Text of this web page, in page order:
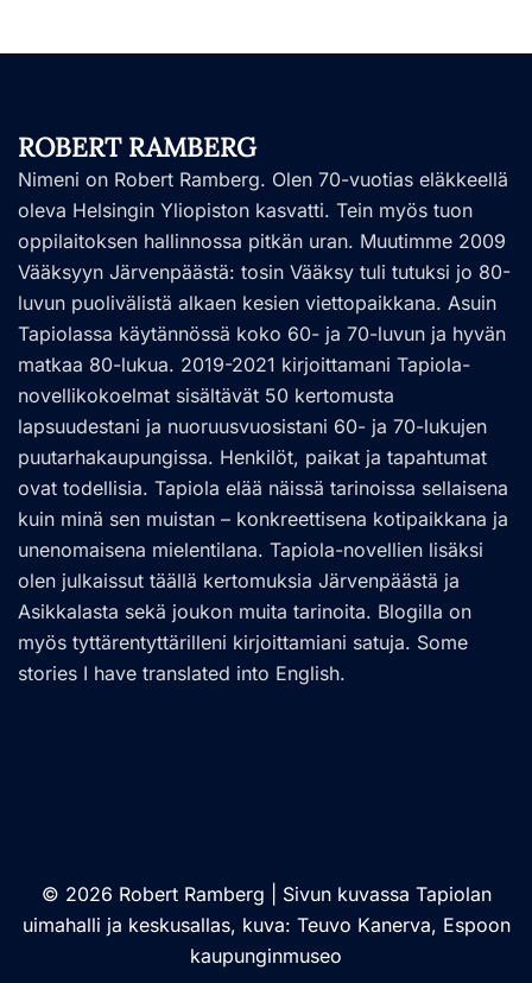
ROBERT RAMBERG
Nimeni on Robert Ramberg. Olen 70-vuotias eläkkeellä
oleva Helsingin Yliopiston kasvatti. Tein myös tuon
oppilaitoksen hallinnossa pitkän uran. Muutimme 2009
Vääksyyn Järvenpäästä: tosin Vääksy tuli tutuksi jo 80-
luvun puolivälistä alkaen kesien viettopaikkana. Asuin
Tapiolassa käytännössä koko 60- ja 70-luvun ja hyvän
matkaa 80-lukua. 2019-2021 kirjoittamani Tapiola-
novellikokoelmat sisältävät 50 kertomusta
lapsuudestani ja nuoruusvuosistani 60- ja 70-lukujen
puutarhakaupungissa. Henkilöt, paikat ja tapahtumat
ovat todellisia. Tapiola elää näissä tarinoissa sellaisena
kuin minä sen muistan – konkreettisena kotipaikkana ja
unenomaisena mielentilana. Tapiola-novellien lisäksi
olen julkaissut täällä kertomuksia Järvenpäästä ja
Asikkalasta sekä joukon muita tarinoita. Blogilla on
myös tyttärentyttärilleni kirjoittamiani satuja. Some
stories I have translated into English.
© 2026 Robert Ramberg | Sivun kuvassa Tapiolan
uimahalli ja keskusallas, kuva: Teuvo Kanerva, Espoon
kaupunginmuseo